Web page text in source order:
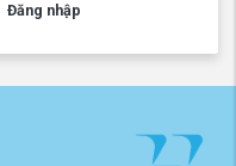
Đăng nhập